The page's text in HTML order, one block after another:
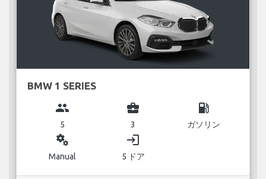
BMW 1 SERIES
group
5
business_center
3
local_gas_station
ガソリン
miscellaneous_services
Manual
login
5 ドア